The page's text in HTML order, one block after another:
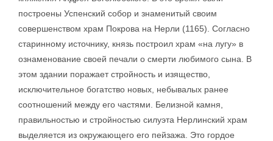
построены Успенский собор и знаменитый своим
совершенством храм Покрова на Нерли (1165). Согласно
старинному источнику, князь построил храм «на лугу» в
ознаменование своей печали о смерти любимого сына. В
этом здании поражает стройность и изящество,
исключительное богатство новых, небывалых ранее
соотношений между его частями. Белизной камня,
правильностью и стройностью силуэта Нерлинский храм
выделяется из окружающего его пейзажа. Это гордое